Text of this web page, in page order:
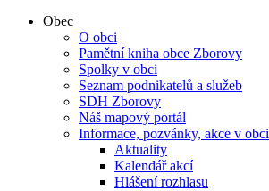
Obec
O obci
Pamětní kniha obce Zborovy
Spolky v obci
Seznam podnikatelů a služeb
SDH Zborovy
Náš mapový portál
Informace, pozvánky, akce v obci
Aktuality
Kalendář akcí
Hlášení rozhlasu